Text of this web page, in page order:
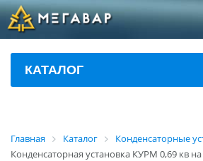
КАТАЛОГ
Главная Каталог
Конденсаторные
Конденсаторная установка КУРМ 0,69 кв